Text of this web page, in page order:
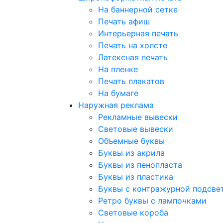
На баннерной сетке
Печать афиш
Интерьерная печать
Печать на холсте
Латексная печать
На пленке
Печать плакатов
На бумаге
Наружная реклама
Рекламные вывески
Световые вывески
Объемные буквы
Буквы из акрила
Буквы из пенопласта
Буквы из пластика
Буквы с контражурной
Ретро буквы с лампочками
Световые короба